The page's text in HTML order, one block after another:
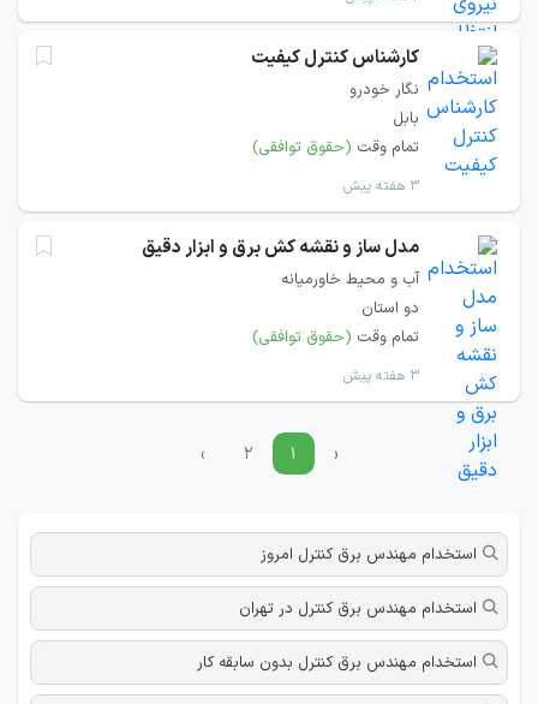
کارشناس کنترل کیفیت
نگار خودرو
بابل
تمام وقت (حقوق توافقی)
۳ هفته پیش
مدل ساز و نقشه کش برق و ابزار دقیق
آب و محیط خاورمیانه
دو استان
تمام وقت (حقوق توافقی)
۳ هفته پیش
‹ ۱ ۲ ›
استخدام مهندس برق کنترل امروز
استخدام مهندس برق کنترل در تهران
استخدام مهندس برق کنترل بدون سابقه کار